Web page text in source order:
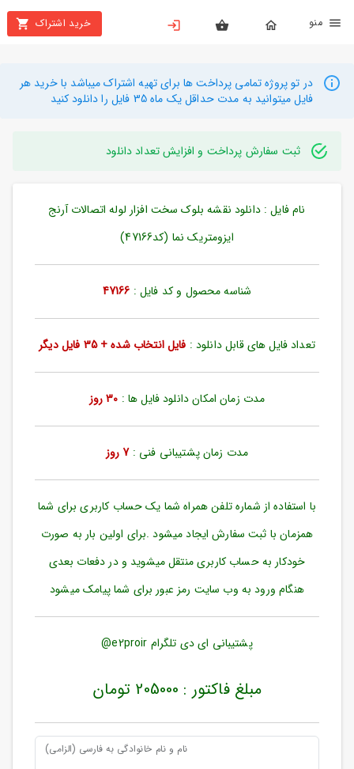
خرید اشتراک
بستن
محصولات
تهیه
راهنما
دانلود
ورود
به
بازیابی
رمز
مندی
ها
در تو پروژه تمامی پرداخت ها برای تهیه اشتراک میباشد با خرید هر
فایل میتوانید به مدت حداقل یک ماه 35 فایل را دانلود کنید
ثبت سفارش پرداخت و افزایش تعداد دانلود
نام فایل : دانلود نقشه بلوک سخت افزار لوله اتصالات آرنج
ایزومتریک نما (کد47166)
شناسه محصول و کد فایل : 47166
تعداد فایل های قابل دانلود : فایل انتخاب شده + 35 فایل دیگر
مدت زمان امکان دانلود فایل ها : 30 روز
مدت زمان پشتیبانی فنی :7 روز
با استفاده از شماره تلفن همراه شما یک حساب کاربری برای شما
همزمان با ثبت سفارش ایجاد میشود .برای اولین بار به صورت
خودکار به حساب کاربری منتقل میشوید و در دفعات بعدی
هنگام ورود به وب سایت رمز عبور برای شما پیامک میشود
پشتیبانی ای دی تلگرام e2proir@
مبلغ فاکتور : 205000 تومان
نام و نام خانوادگی به فارسی (الزامی)